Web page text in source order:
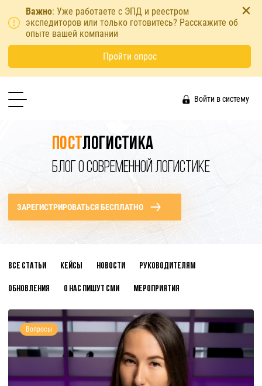
Важно: Уже работаете с ЭПД и реестром
экспедиторов или только готовитесь? Расскажите об
опыте вашей компании
Пройти опрос
Войти в систему
Постлогистика
БЛОГ О СОВРЕМЕННОЙ ЛОГИСТИКЕ
ЗАРЕГИСТРИРОВАТЬСЯ БЕСПЛАТНО
Все статьи Кейсы Новости Руководителям
Обновления О нас пишут СМИ Мероприятия
Вопросы